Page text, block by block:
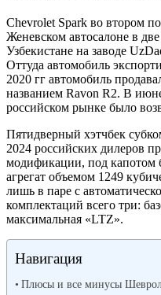
Chevrolet Spark во втором
Женевском автосалоне в
Узбекистане на заводе
Оттуда автомобиль
2020 гг автомобиль
названием Ravon R2. В
российском рынке было
Пятидверный хэтчбек
2024 российских дилеров
модификации, под капотом
агрегат объемом 1249
лишь в паре с
комплектаций всего три:
максимальная «LTZ».
Навигация
Плюсы и все минусы